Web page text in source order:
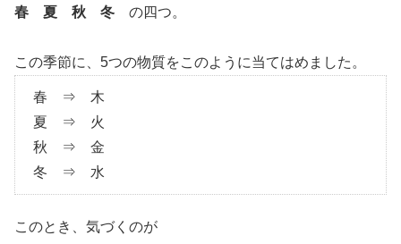
春 夏 秋 冬 の四つ。
この季節に、5つの物質をこのように当てはめました。
春 ⇒ 木
夏 ⇒ 火
秋 ⇒ 金
冬 ⇒ 水
このとき、気づくのが